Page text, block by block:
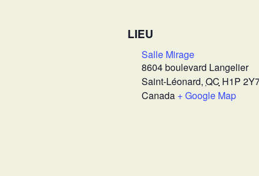
LIEU
Salle Mirage
8604 boulevard Langelier
Saint-Léonard, QC H1P
Canada + Google Map